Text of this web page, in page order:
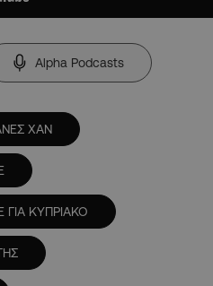
Alpha Podcasts
ΧΑΝ
ΓΙΑ ΚΥΠΡΙΑΚΟ